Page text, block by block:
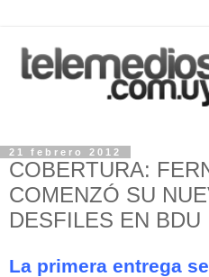
21 febrero 2012
COBERTURA:
COMENZÓ SU
DESFILES EN BDU
La primera entrega